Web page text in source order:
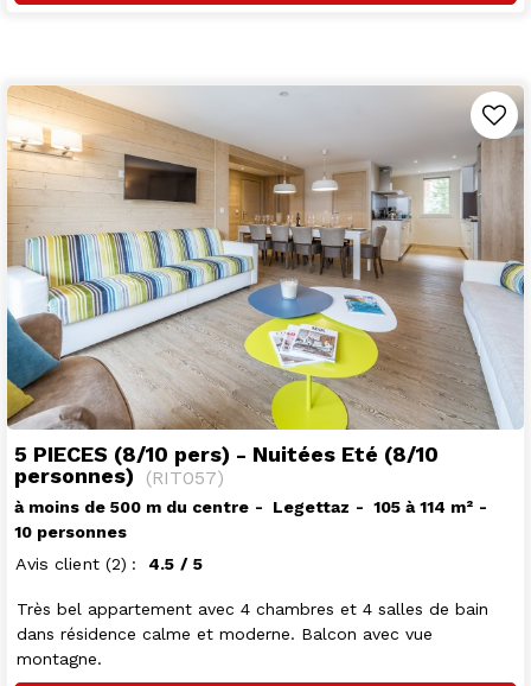
5 PIECES (8/10 pers) - Nuitées Eté (8/10
personnes)
(RIT057)
à moins de 500 m du centre Legettaz 105 à 114 m²
10 personnes
Avis client (2) 4.5 / 5
Très bel appartement avec 4 chambres et 4 salles de bain
dans résidence calme et moderne. Balcon avec vue
montagne.